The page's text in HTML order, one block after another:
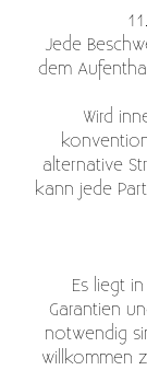
Jede
dem
Wird
alternative
kann jede
Es liegt
Garantien
notwendig
willkommen